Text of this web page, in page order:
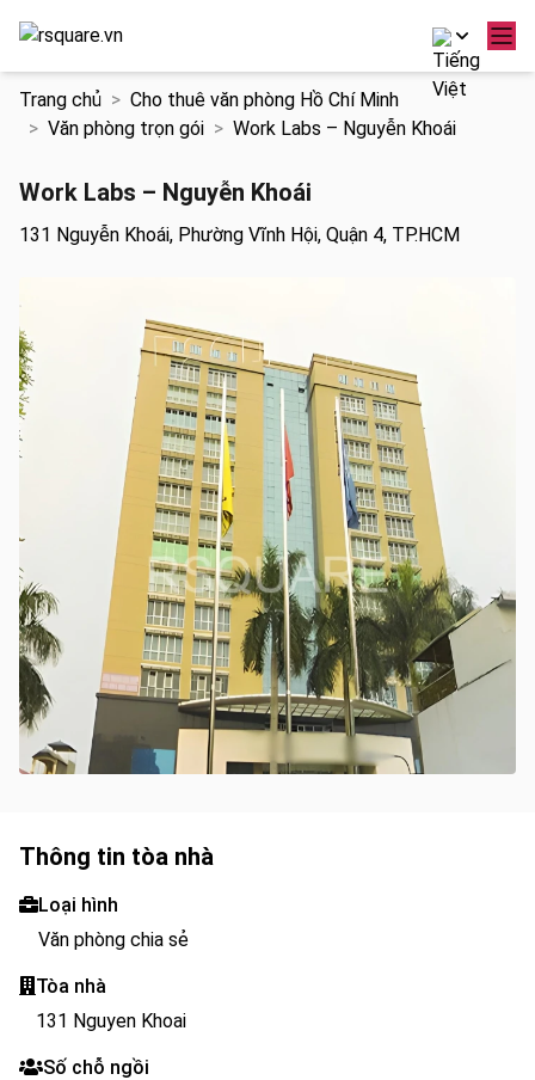
đến
Trang chủ
Cho thuê văn phòng Hồ Chí Minh
Văn phòng trọn gói
Work Labs – Nguyễn Khoái
Work Labs – Nguyễn Khoái
131 Nguyễn Khoái, Phường Vĩnh Hội, Quận 4, TP.HCM
Thông tin tòa nhà
Loại hình
Văn phòng chia sẻ
Tòa nhà
131 Nguyen Khoai
Số chỗ ngồi